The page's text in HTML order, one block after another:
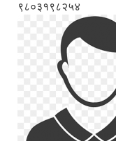
९८०३१९८२५४